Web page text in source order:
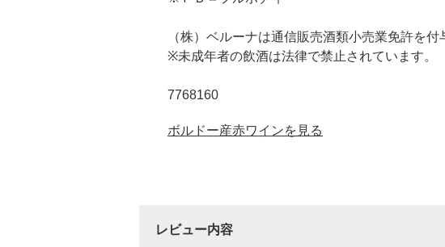
（株）ベルーナは通信販売酒類小売業免許を付
※未成年者の飲酒は法律で禁止されています。
7768160
ボルドー産赤ワインを見る
レビュー内容